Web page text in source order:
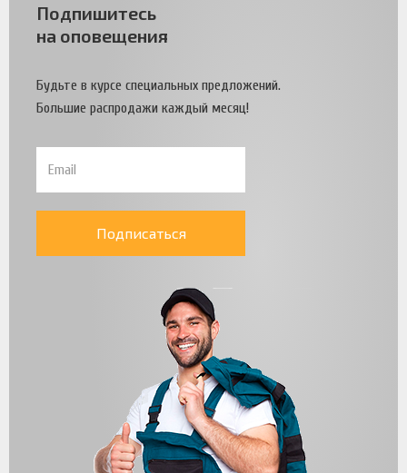
Подпишитесь
на оповещения
Будьте в курсе специальных предложений.
Большие распродажи каждый месяц!
Подписаться